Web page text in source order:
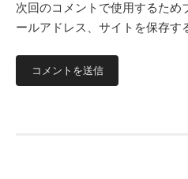
次回のコメントで使用するため
ールアドレス、サイトを保存す